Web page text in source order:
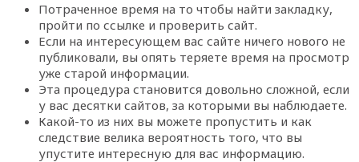
Потраченное время на то чтобы найти закладку,
пройти по ссылке и проверить сайт.
Если на интересующем вас сайте ничего нового не
публиковали, вы опять теряете время на просмотр
уже старой информации.
Эта процедура становится довольно сложной, если
у вас десятки сайтов, за которыми вы наблюдаете.
Какой-то из них вы можете пропустить и как
следствие велика вероятность того, что вы
упустите интересную для вас информацию.